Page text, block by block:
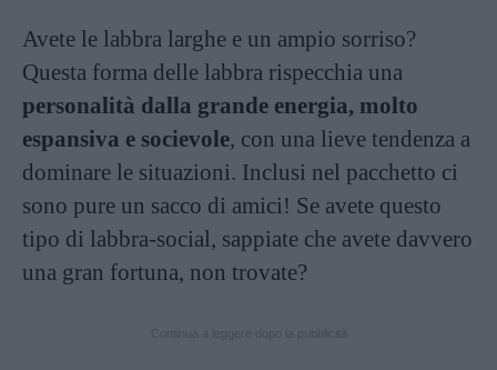
Avete le labbra larghe e un ampio sorriso?
Questa forma delle labbra rispecchia una
personalità dalla grande energia, molto
espansiva e socievole, con una lieve tendenza a
dominare le situazioni. Inclusi nel pacchetto ci
sono pure un sacco di amici! Se avete questo
tipo di labbra-social, sappiate che avete davvero
una gran fortuna, non trovate?